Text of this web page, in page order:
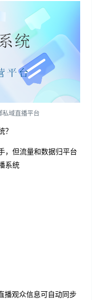
域直播平台
？
，但流量和数据归平台
系统
播观众信息可自动同步